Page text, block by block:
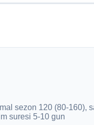
sezon 120 (80-160),
suresi 5-10 gun